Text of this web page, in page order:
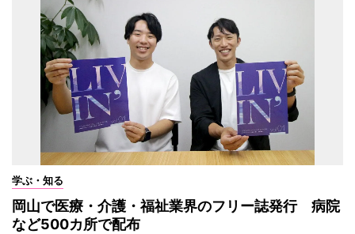
学ぶ・知る
岡山で医療・介護・福祉業界のフリー誌発行 病院
など500カ所で配布